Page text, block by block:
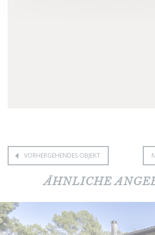
VORHERGEHENDES OBJEKT
ÄHNLICHE